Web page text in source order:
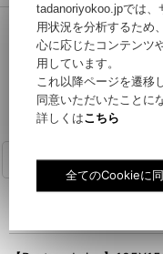
カー
商品詳細
tadanoriyokoo.jpでは、
用状況を分析するため
心に応じたコンテンツ
用しています。
これ以降ページを遷移
同意いただいたことに
詳しくはこちら